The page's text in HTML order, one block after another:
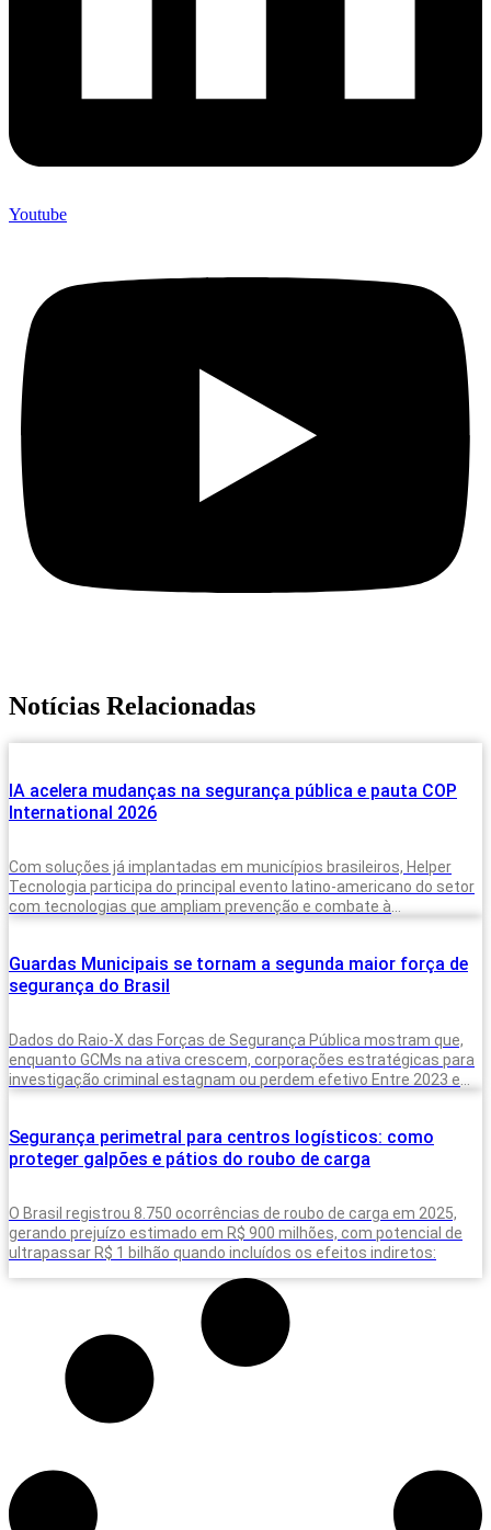
Youtube
Notícias Relacionadas
IA acelera mudanças na segurança pública e pauta COP
International 2026
Com soluções já implantadas em municípios brasileiros, Helper
Tecnologia participa do principal evento latino-americano do setor
com tecnologias que ampliam prevenção e combate à
Guardas Municipais se tornam a segunda maior força de
segurança do Brasil
Dados do Raio-X das Forças de Segurança Pública mostram que,
enquanto GCMs na ativa crescem, corporações estratégicas para
investigação criminal estagnam ou perdem efetivo Entre 2023 e
Segurança perimetral para centros logísticos: como
proteger galpões e pátios do roubo de carga
O Brasil registrou 8.750 ocorrências de roubo de carga em 2025,
gerando prejuízo estimado em R$ 900 milhões, com potencial de
ultrapassar R$ 1 bilhão quando incluídos os efeitos indiretos: